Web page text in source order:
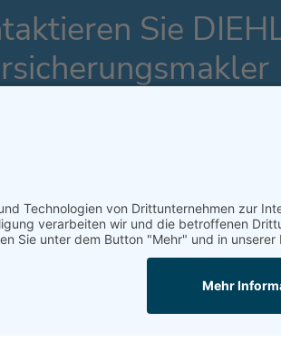
Sie
sind uns wichtig. Gemeinsam
Kontakt aufnehmen